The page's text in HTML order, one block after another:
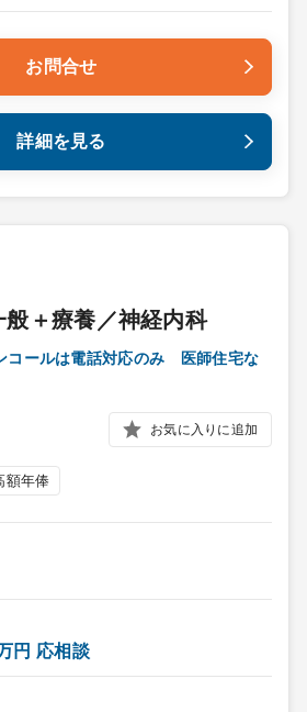
お問合せ
詳細を見る
般＋療養／神経内科
ールは電話対応のみ 医師住宅な
お気に入りに追加
額年俸
円 応相談